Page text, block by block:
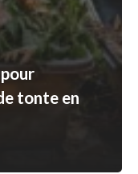
tonte en